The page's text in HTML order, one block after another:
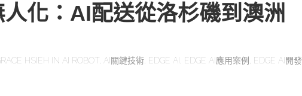
化：AI配送從洛杉磯到澳洲
HSIEH IN AI ROBOT AI關鍵技術 EDGE AI EDGE AI應用案例 EDGE AI開發